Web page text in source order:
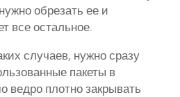
обрезать ее и
все остальное.
случаев, нужно сразу
пакеты в
ведро плотно закрывать